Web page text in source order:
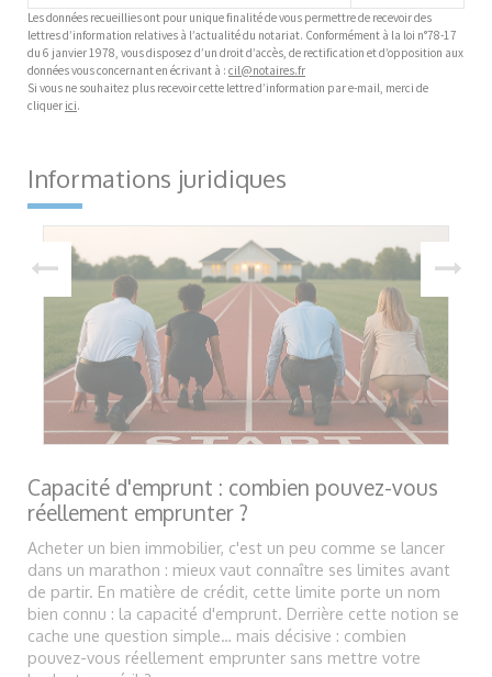
Les données recueillies ont pour unique finalité de vous permettre de recevoir des
lettres d’information relatives à l’actualité du notariat. Conformément à la loi n°78-17
du 6 janvier 1978, vous disposez d’un droit d’accès, de rectification et d’opposition aux
données vous concernant en écrivant à : cil@notaires.fr
Si vous ne souhaitez plus recevoir cette lettre d’information par e-mail, merci de
cliquer ici.
Informations juridiques
Capacité d'emprunt : combien pouvez-vous
réellement emprunter ?
Acheter un bien immobilier, c'est un peu comme se lancer
dans un marathon : mieux vaut connaître ses limites avant
de partir. En matière de crédit, cette limite porte un nom
bien connu : la capacité d'emprunt. Derrière cette notion se
cache une question simple… mais décisive : combien
pouvez-vous réellement emprunter sans mettre votre